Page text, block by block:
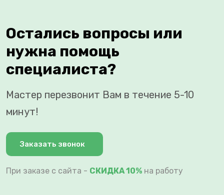
Остались вопросы или
нужна помощь
специалиста?
Мастер перезвонит Вам в течение 5-10
минут!
Заказать звонок
При заказе с сайта - СКИДКА 10% на работу